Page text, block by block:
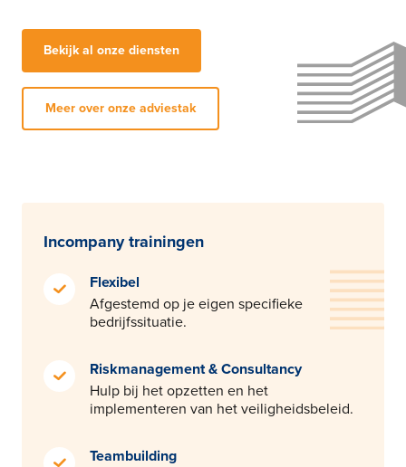
Bekijk al onze diensten
Meer over onze adviestak
Incompany trainingen
Flexibel
Afgestemd op je eigen specifieke
bedrijfssituatie.
Riskmanagement & Consultancy
Hulp bij het opzetten en het
implementeren van het veiligheidsbeleid.
Teambuilding